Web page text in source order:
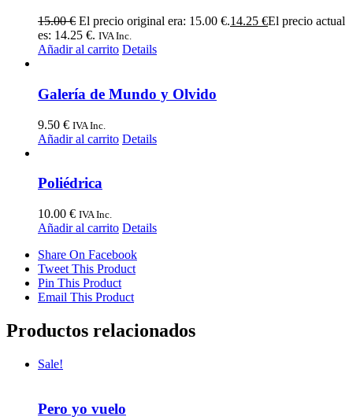
15.00€ El precio original era: 15.00 €.14.25 €El precio actual
es: 14.25 €. IVA Inc.
Añadir al carrito Details
Galería de Mundo y Olvido
9.50 € IVA Inc.
Añadir al carrito Details
Poliédrica
10.00 € IVA Inc.
Añadir al carrito Details
Share On Facebook
Tweet This Product
Pin This Product
Email This Product
Productos relacionados
Sale!
Pero yo vuelo